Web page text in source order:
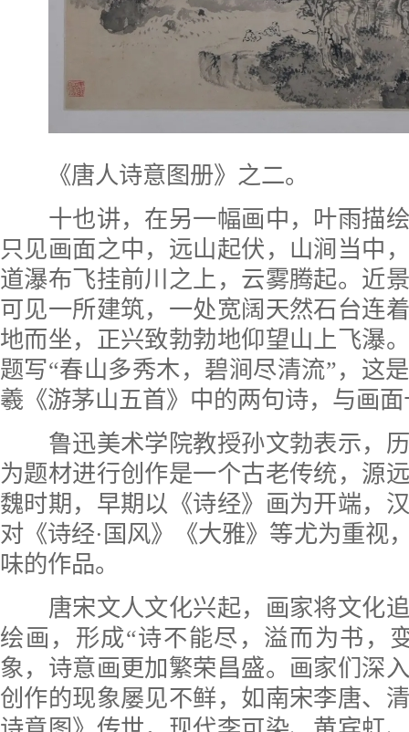
《唐人诗意图册》之二。
十也讲，在另一幅画中，叶雨描绘
只见画面之中，远山起伏，山涧当中
道瀑布飞挂前川之上，云雾腾起。近
可见一所建筑，一处宽阔天然石台连
地而坐，正兴致勃勃地仰望山上飞瀑
题写“春山多秀木，碧涧尽清流”，这
羲《游茅山五首》中的两句诗，与画
鲁迅美术学院教授孙文勃表示，历
为题材进行创作是一个古老传统，源
魏时期，早期以《诗经》画为开端，
对《诗经·国风》《大雅》等尤为重视
味的作品。
唐宋文人文化兴起，画家将文化追
绘画，形成“诗不能尽，溢而为书，
象，诗意画更加繁荣昌盛。画家们深
创作的现象屡见不鲜，如南宋李唐、